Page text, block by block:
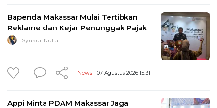
Bapenda Makassar Mulai Tertibkan
Reklame dan Kejar Penunggak Pajak
Syukur Nutu
News - 07 Agustus 2026 15:31
Appi Minta PDAM Makassar Jaga